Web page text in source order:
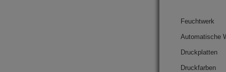
Feuchtwerk
Automatische
Druckplatten
Druckfarben